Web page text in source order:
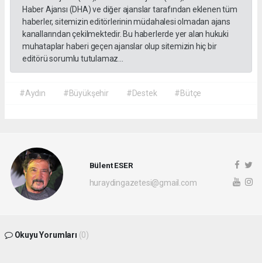
Haber Ajansı (DHA) ve diğer ajanslar tarafından eklenen tüm
haberler, sitemizin editörlerinin müdahalesi olmadan ajans
kanallarından çekilmektedir. Bu haberlerde yer alan hukuki
muhataplar haberi geçen ajanslar olup sitemizin hiç bir
editörü sorumlu tutulamaz...
#Aydın #Büyükşehir #Destek #Bütçe
Bülent ESER
huraydingazetesi@gmail.com
Okuyu Yorumları (0)